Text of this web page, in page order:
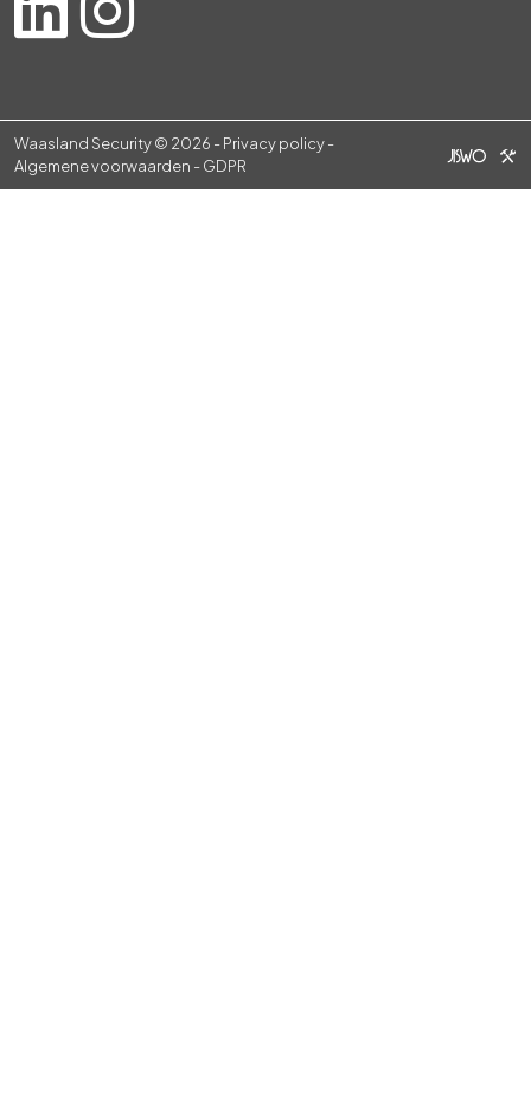
Waasland Security © 2026 -Privacy policy-
Algemene voorwaarden -GDPR